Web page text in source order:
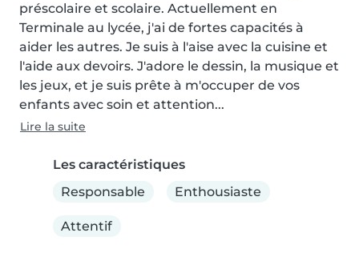
préscolaire et scolaire. Actuellement en
Terminale au lycée, j'ai de fortes capacités à
aider les autres. Je suis à l'aise avec la cuisine et
l'aide aux devoirs. J'adore le dessin, la musique et
les jeux, et je suis prête à m'occuper de vos
enfants avec soin et attention...
Lire la suite
Les caractéristiques
Responsable
Enthousiaste
Attentif